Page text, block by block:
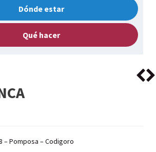
Dónde estar
Qué hacer
– Pomposa – Codigoro